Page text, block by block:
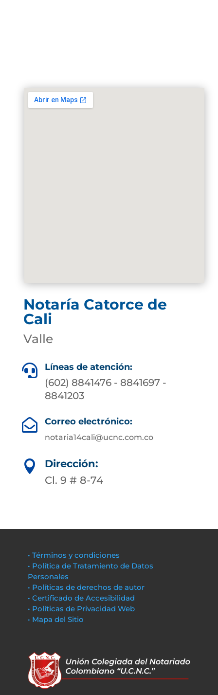
Notaría Catorce de
Cali
Valle
 Líneas de atención:
(602) 8841476 - 8841697 -
8841203
 Correo electrónico:
notaria14cali@ucnc.com.co

Dirección:
Cl. 9 # 8-74
• Términos y condiciones
• Política de Tratamiento de Datos
Personales
• Políticas de derechos de autor
• Certificado de Accesibilidad
• Políticas de Privacidad Web
• Mapa del Sitio